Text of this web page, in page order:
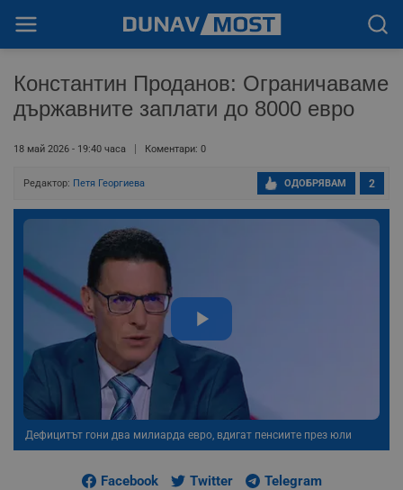
Константин Проданов: Ограничаваме
държавните заплати до 8000 евро
18 май 2026 - 19:40 часа Коментари: 0
Редактор: Петя Георгиева 2
ОДОБРЯВАМ
Дефицитът гони два милиарда евро, вдигат пенсиите през юли
Facebook Twitter Telegram